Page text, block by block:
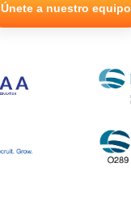
Únete a nuestro equipo